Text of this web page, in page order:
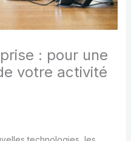
: pour une
votre activité